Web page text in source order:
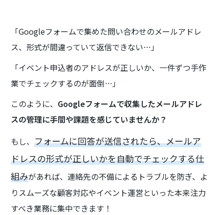
「Googleフォームで集めた問い合わせのメールアドレ
ス、形式が間違っていて返信できない…」
「イベント申込者のアドレスが正しいか、一件ずつ手作
業でチェックするのが面倒…」
このように、 Googleフォームで収集したメールアドレ
スの管理に手間や課題を感じていませんか？
もし、フォームに回答が送信されたら、メールア
ドレスの形式が正しいかを自動でチェックする仕
組みがあれば、連絡先の不備によるトラブルを防ぎ、よ
りスムーズな顧客対応やイベント運営といった本来注力
すべき業務に集中できます！